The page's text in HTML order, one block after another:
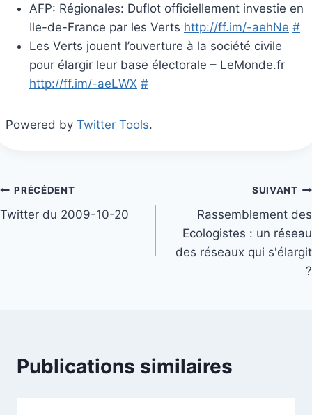
AFP: Régionales: Duflot officiellement investie en
Ile-de-France par les Verts http://ff.im/-aehNe #
Les Verts jouent l’ouverture à la société civile
pour élargir leur base électorale – LeMonde.fr
http://ff.im/-aeLWX #
Powered by Twitter Tools.
Navigation
de
PRÉCÉDENT
Twitter du 2009-10-20
SUIVANT
Rassemblement des
Ecologistes : un réseau
des réseaux qui s'élargit
?
Publications similaires